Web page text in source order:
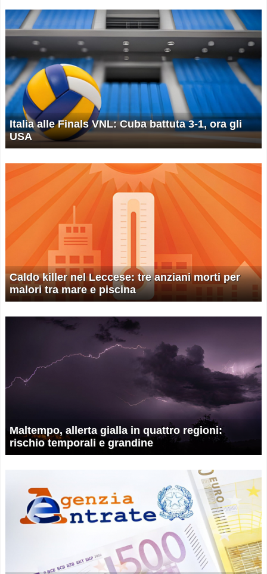
Italia alle Finals VNL: Cuba battuta 3-1, ora gli
USA
Caldo killer nel Leccese: tre anziani morti per
malori tra mare e piscina
Maltempo, allerta gialla in quattro regioni:
rischio temporali e grandine